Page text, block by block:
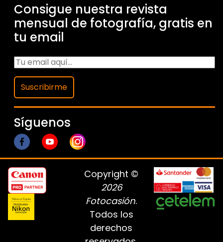
Consigue nuestra revista
mensual de fotografía, gratis en
tu email
Suscribirme
Síguenos
Copyright ©
2026
Fotocasión.
Todos los
derechos